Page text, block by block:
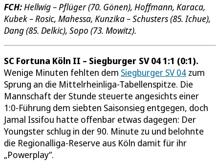
FCH: Hellwig – Pflüger (70. Gönen), Hoffmann, Karaca,
Kubek – Rosic, Mahessa, Kunzika – Schusters (85. Ichue),
Dang (85. Delkic), Sopo (73. Mowitz).
SC Fortuna Köln II – Siegburger SV 04 1:1 (0:1).
Wenige Minuten fehlten dem Siegburger SV 04 zum
Sprung an die Mittelrheinliga-Tabellenspitze. Die
Mannschaft der Stunde steuerte angesichts einer
1:0-Führung dem siebten Saisonsieg entgegen, doch
Jamal Issifou hatte offenbar etwas dagegen: Der
Youngster schlug in der 90. Minute zu und belohnte
die Regionalliga-Reserve aus Köln damit für ihr
„Powerplay“.